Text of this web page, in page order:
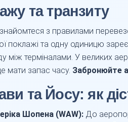
та транзиту
з правилами
поклажі та одну одиницю
між терміналами. У великих
мати запас часу. Забронюйте
та Йосу: як
Шопена (WAW): До